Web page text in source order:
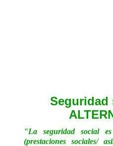
Seguridad
"La seguridad social
(prestaciones sociales/